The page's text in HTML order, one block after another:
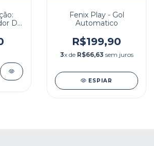
De
Fenix Play - Gol
Automatico
R$199,90
3x de R$66,63 sem juros
ESPIAR